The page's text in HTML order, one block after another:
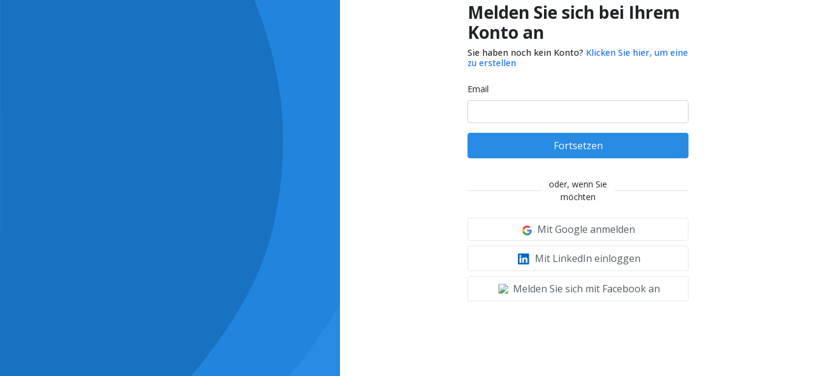
Melden Sie sich bei Ihrem
Konto an
Sie haben noch kein Konto? Klicken Sie hier, um eine
zu erstellen
Email
Fortsetzen
oder, wenn Sie
möchten
Mit Google anmelden
Mit LinkedIn einloggen
Melden Sie sich mit Facebook an